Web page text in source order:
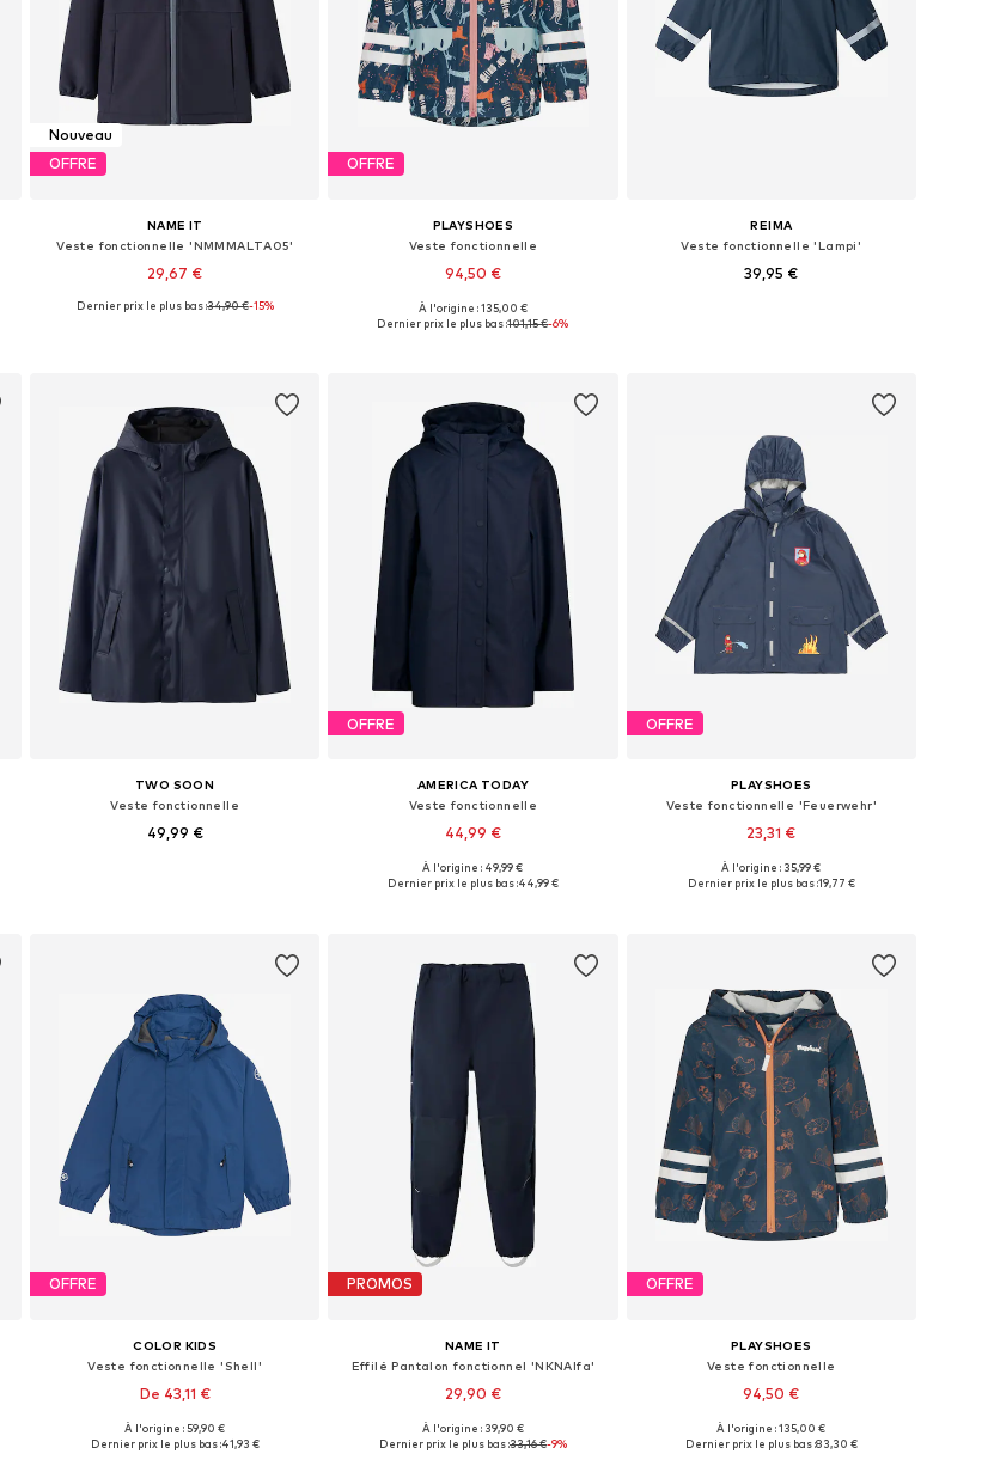
Nouveau
OFFRE
NAME IT
Veste fonctionnelle 'NMMMALTA05'
29,67 €
Dernier prix le plus bas :34,90 €-15%
OFFRE
PLAYSHOES
Veste fonctionnelle
94,50 €
Disponible en plusieurs tailles
À l'origine : 135,00 €
Dernier prix le plus bas :101,15 €-6%
REIMA
Veste fonctionnelle 'Lampi'
39,95 €
TWO SOON
Veste fonctionnelle
49,99 €
OFFRE
AMERICA TODAY
Veste fonctionnelle
44,99 €
+3
Disponible en plusieurs tailles
À l'origine : 49,99 €
Dernier prix le plus bas :44,99 €
OFFRE
PLAYSHOES
Veste fonctionnelle 'Feuerwehr'
23,31 €
Tailles disponibles: 80, 86, 92, 98, 116, 128
À l'origine : 35,99 €
Dernier prix le plus bas :19,77 €
OFFRE
COLOR KIDS
Veste fonctionnelle 'Shell'
De 43,11 €
+1
À l'origine : 59,90 €
Dernier prix le plus bas :41,93 €
PROMOS
NAME IT
Effilé Pantalon fonctionnel 'NKNAlfa'
29,90 €
Disponible en plusieurs tailles
À l'origine : 39,90 €
Dernier prix le plus bas :33,16 €-9%
OFFRE
PLAYSHOES
Veste fonctionnelle
94,50 €
Disponible en plusieurs tailles
À l'origine : 135,00 €
Dernier prix le plus bas :83,30 €